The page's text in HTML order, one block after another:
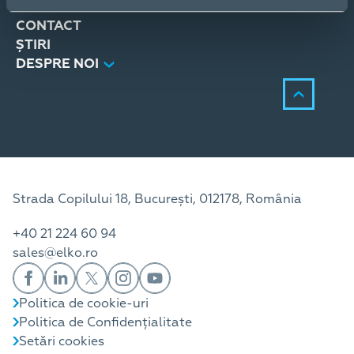
SERVICII
CONTACT
ȘTIRI
DESPRE NOI
Strada Copilului 18, București, 012178, România
+40 21 224 60 94
sales@elko.ro
Politica de cookie-uri
Politica de Confidențialitate
Setări cookies